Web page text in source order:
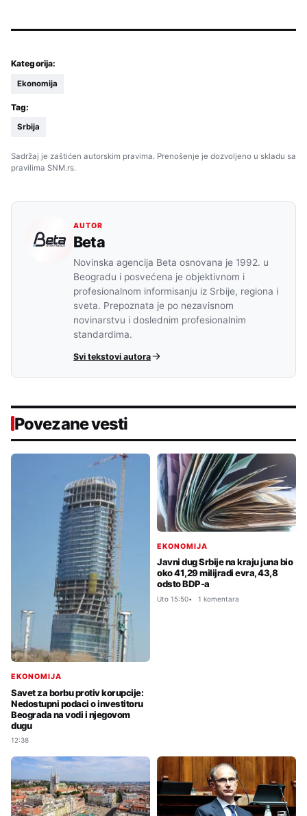
Kategorija:
Ekonomija
Tag:
Srbija
Sadržaj je zaštićen autorskim pravima. Prenošenje je dozvoljeno u skladu sa
pravilima SNM.rs.
AUTOR
Beta
Novinska agencija Beta osnovana je 1992. u
Beogradu i posvećena je objektivnom i
profesionalnom informisanju iz Srbije, regiona i
sveta. Prepoznata je po nezavisnom
novinarstvu i doslednim profesionalnim
standardima.
Svi tekstovi autora
Povezane vesti
EKONOMIJA
Savet za borbu protiv korupcije:
Nedostupni podaci o investitoru
Beograda na vodi i njegovom
dugu
12:38
EKONOMIJA
Javni dug Srbije na kraju juna bio
oko 41,29 milijradi evra, 43,8
odsto BDP-a
Uto 15:50 1 komentara